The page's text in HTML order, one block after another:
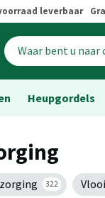
leverbaar
Heupgordels
322